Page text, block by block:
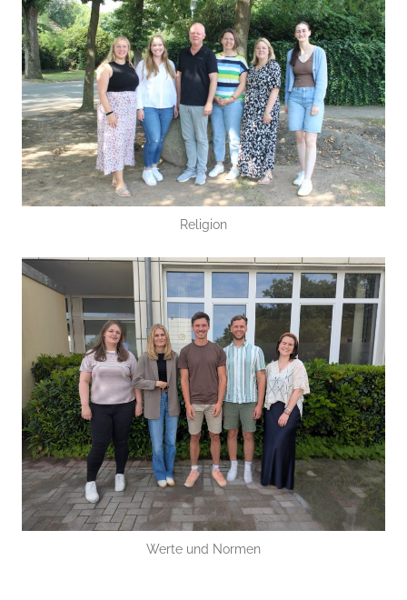
Religion
Werte und Normen